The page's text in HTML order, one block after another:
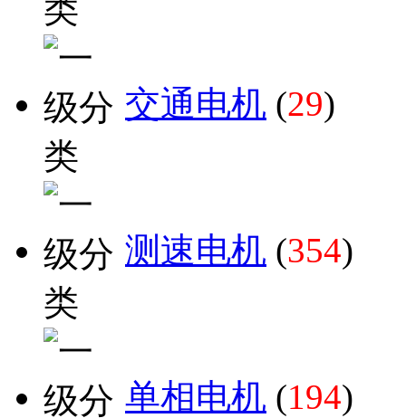
交通电机 (29)
测速电机 (354)
单相电机 (194)